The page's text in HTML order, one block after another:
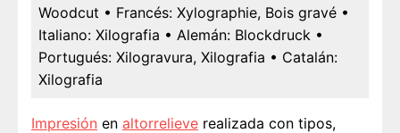
Woodcut • Francés: Xylographie, Bois gravé •
Italiano: Xilografia • Alemán: Blockdruck •
Portugués: Xilogravura, Xilografia • Catalán:
Xilografia
Impresión en altorrelieve realizada con tipos,